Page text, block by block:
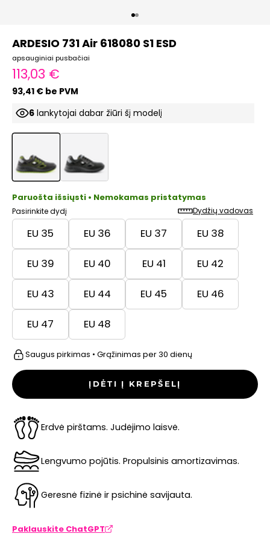
Eiti į elementą 1
Eiti į elementą 2
ARDESIO 731 Air 618080 S1 ESD
apsauginiai pusbačiai
Pardavimo kaina
113,03 €
93,41 € be PVM
6lankytojai dabar žiūri šį modelį
ProductListDropProductListDrop
Paruošta išsiųsti • Nemokamas pristatymas
Pasirinkite dydį Dydžių vadovas
EU 35 EU 36 EU 37 EU 38
EU 39 EU 40 EU 41 EU 42
EU 43 EU 44 EU 45 EU 46
EU 47 EU 48
Saugus pirkimas • Grąžinimas per 30 dienų
ĮDĖTI Į KREPŠELĮ
Erdvė pirštams. Judėjimo laisvė.
Lengvumo pojūtis. Propulsinis amortizavimas.
Geresnė fizinė ir psichinė savijauta.
Paklauskite ChatGPT